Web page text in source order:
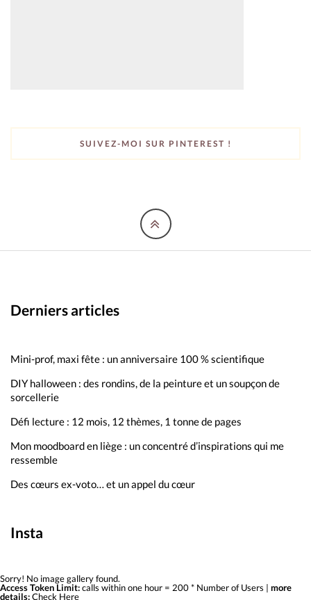
SUIVEZ-MOI SUR PINTEREST !
Derniers articles
Mini-prof, maxi fête : un anniversaire 100 % scientifique
DIY halloween : des rondins, de la peinture et un soupçon de
sorcellerie
Défi lecture : 12 mois, 12 thèmes, 1 tonne de pages
Mon moodboard en liège : un concentré d’inspirations qui me
ressemble
Des cœurs ex-voto… et un appel du cœur
Insta
Sorry! No image gallery found.
Access Token Limit:calls within one hour = 200 * Number of Users | more
details:Check Here